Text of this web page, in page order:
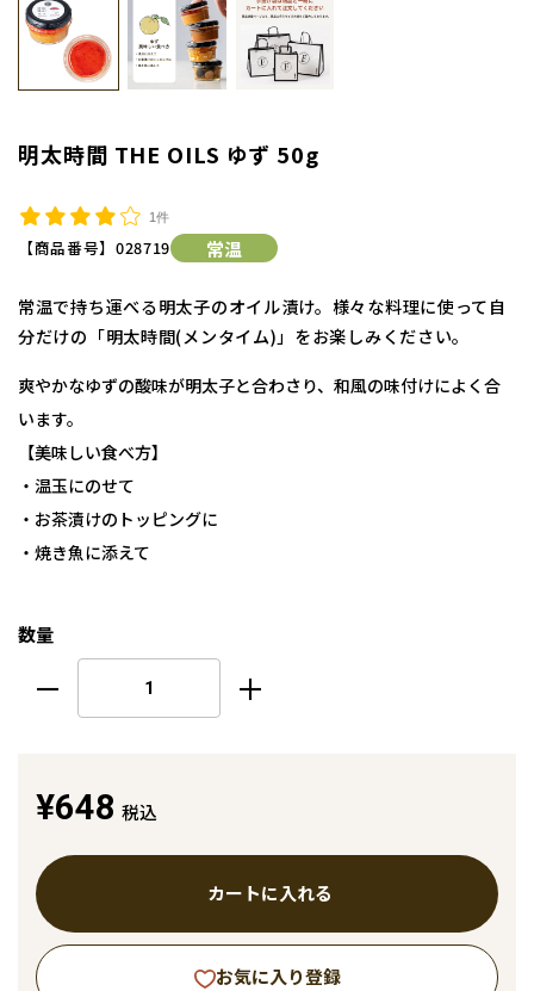
明太時間 THE OILS ゆず 50g
1件
【商品番号】 028719 常温
常温で持ち運べる明太子のオイル漬け。様々な料理に使って自
分だけの「明太時間(メンタイム)」をお楽しみください。
爽やかなゆずの酸味が明太子と合わさり、和風の味付けによく合
います。
【美味しい食べ方】
・温玉にのせて
・お茶漬けのトッピングに
・焼き魚に添えて
数量
¥648 税込
カートに入れる
お気に入り登録